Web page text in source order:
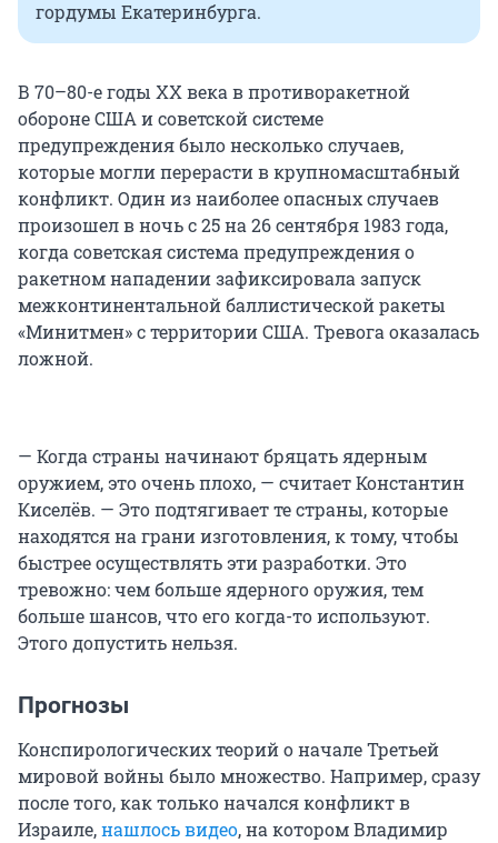
гордумы Екатеринбурга.
В 70–80-е годы XX века в противоракетной
обороне США и советской системе
предупреждения было несколько случаев,
которые могли перерасти в крупномасштабный
конфликт. Один из наиболее опасных случаев
произошел в ночь с 25 на 26 сентября 1983 года,
когда советская система предупреждения о
ракетном нападении зафиксировала запуск
межконтинентальной баллистической ракеты
«Минитмен» с территории США. Тревога оказалась
ложной.
— Когда страны начинают бряцать ядерным
оружием, это очень плохо, — считает Константин
Киселёв. — Это подтягивает те страны, которые
находятся на грани изготовления, к тому, чтобы
быстрее осуществлять эти разработки. Это
тревожно: чем больше ядерного оружия, тем
больше шансов, что его когда-то используют.
Этого допустить нельзя.
Прогнозы
Конспирологических теорий о начале Третьей
мировой войны было множество. Например, сразу
после того, как только начался конфликт в
Израиле,нашлось видео, на котором Владимир